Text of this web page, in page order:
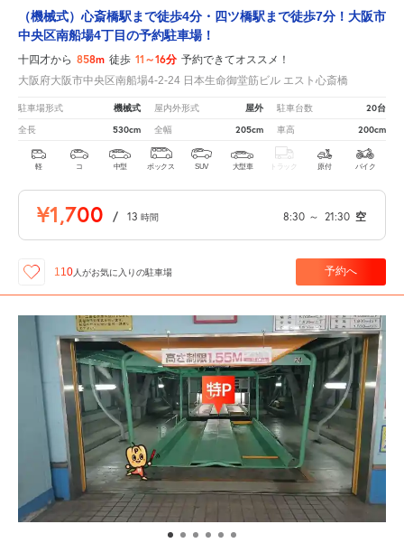
（機械式）心斎橋駅まで徒歩4分・四ツ橋駅まで徒歩7分！大阪市
中央区南船場4丁目の予約駐車場！
十四才から 858m 徒歩 11～16分 予約できてオススメ！
大阪府大阪市中央区南船場4-2-24 日本生命御堂筋ビル エスト心斎橋
駐車場形式 機械式 屋内外形式 屋外 駐車台数 20台
全長 530cm 全幅 205cm 車高 200cm
軽 コ 中型 ボックス SUV 大型車 トラック 原付 バイク
¥1,700 / 13 時間 8:30 ～ 21:30 空
110 人がお気に入りの駐車場 予約へ